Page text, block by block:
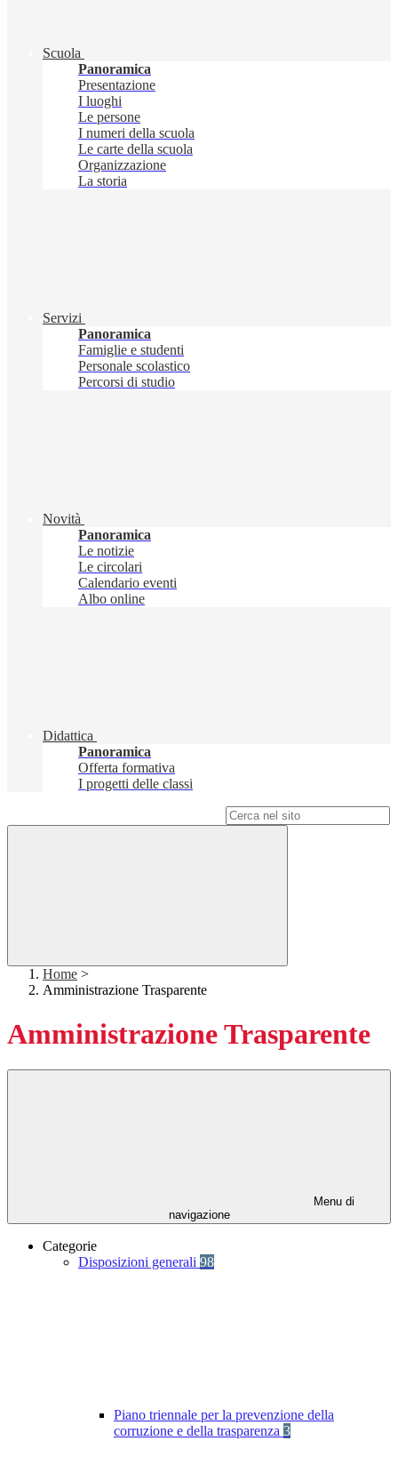
Scuola
Panoramica
Presentazione
I luoghi
Le persone
I numeri della scuola
Le carte della scuola
Organizzazione
La storia
Servizi
Panoramica
Famiglie e studenti
Personale scolastico
Percorsi di studio
Novità
Panoramica
Le notizie
Le circolari
Calendario eventi
Albo online
Didattica
Panoramica
Offerta formativa
I progetti delle classi
Home >
Amministrazione Trasparente
Amministrazione Trasparente
Menu di
navigazione
Categorie
Disposizioni generali 98
Piano triennale per la prevenzione della
corruzione e della trasparenza 3